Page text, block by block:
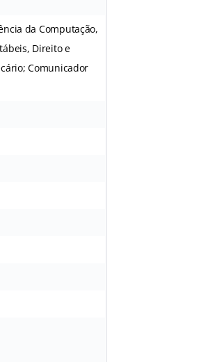
da Computação,
Direito e
Comunicador